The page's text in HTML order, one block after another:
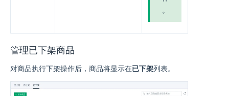
。
管理已下架商品
对商品执行下架操作后，商品将显示在已下架列表。